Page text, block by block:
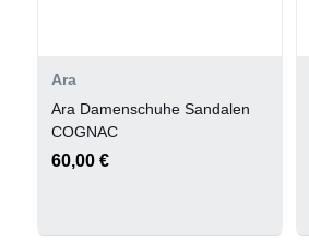
Ara
Ara Damenschuhe Sandalen
COGNAC
60,00 €